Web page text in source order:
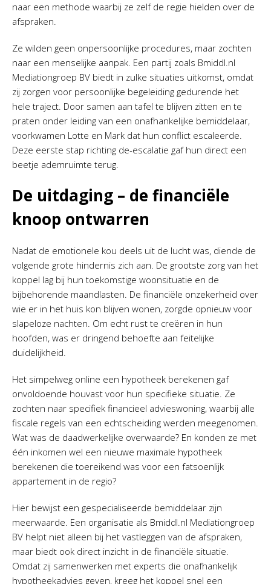
naar een methode waarbij ze zelf de regie hielden over de
afspraken.
Ze wilden geen onpersoonlijke procedures, maar zochten
naar een menselijke aanpak. Een partij zoals Bmiddl.nl
Mediationgroep BV biedt in zulke situaties uitkomst, omdat
zij zorgen voor persoonlijke begeleiding gedurende het
hele traject. Door samen aan tafel te blijven zitten en te
praten onder leiding van een onafhankelijke bemiddelaar,
voorkwamen Lotte en Mark dat hun conflict escaleerde.
Deze eerste stap richting de-escalatie gaf hun direct een
beetje ademruimte terug.
De uitdaging – de financiële
knoop ontwarren
Nadat de emotionele kou deels uit de lucht was, diende de
volgende grote hindernis zich aan. De grootste zorg van het
koppel lag bij hun toekomstige woonsituatie en de
bijbehorende maandlasten. De financiële onzekerheid over
wie er in het huis kon blijven wonen, zorgde opnieuw voor
slapeloze nachten. Om echt rust te creëren in hun
hoofden, was er dringend behoefte aan feitelijke
duidelijkheid.
Het simpelweg online een hypotheek berekenen gaf
onvoldoende houvast voor hun specifieke situatie. Ze
zochten naar specifiek financieel advieswoning, waarbij alle
fiscale regels van een echtscheiding werden meegenomen.
Wat was de daadwerkelijke overwaarde? En konden ze met
één inkomen wel een nieuwe maximale hypotheek
berekenen die toereikend was voor een fatsoenlijk
appartement in de regio?
Hier bewijst een gespecialiseerde bemiddelaar zijn
meerwaarde. Een organisatie als Bmiddl.nl Mediationgroep
BV helpt niet alleen bij het vastleggen van de afspraken,
maar biedt ook direct inzicht in de financiële situatie.
Omdat zij samenwerken met experts die onafhankelijk
hypotheekadvies geven, kreeg het koppel snel een